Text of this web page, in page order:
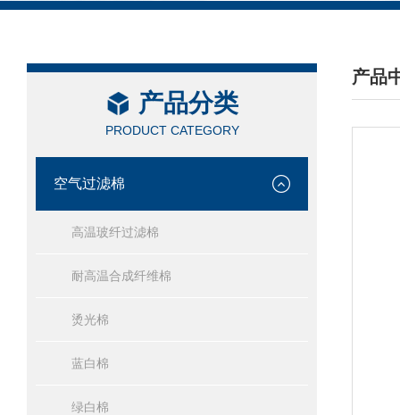
产品分类
PRODUCT CATEGORY
空气过滤棉
高温玻纤过滤棉
耐高温合成纤维棉
烫光棉
蓝白棉
绿白棉
产品
/